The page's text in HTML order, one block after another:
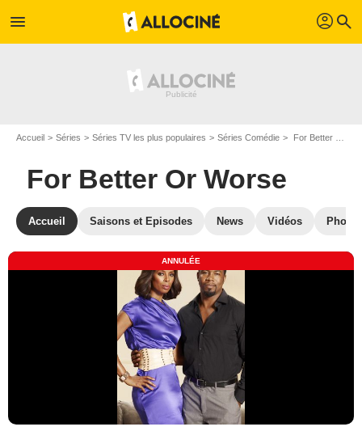
menu profil search
Accueil Séries Séries TV les plus populaires Séries Comédie For Better Or Worse
For Better Or Worse
Accueil Saisons et Episodes News Vidéos Photos
ANNULÉE